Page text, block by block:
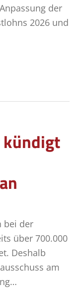
der
2026 und
kündigt
bei der
über 700.000
Deshalb
am